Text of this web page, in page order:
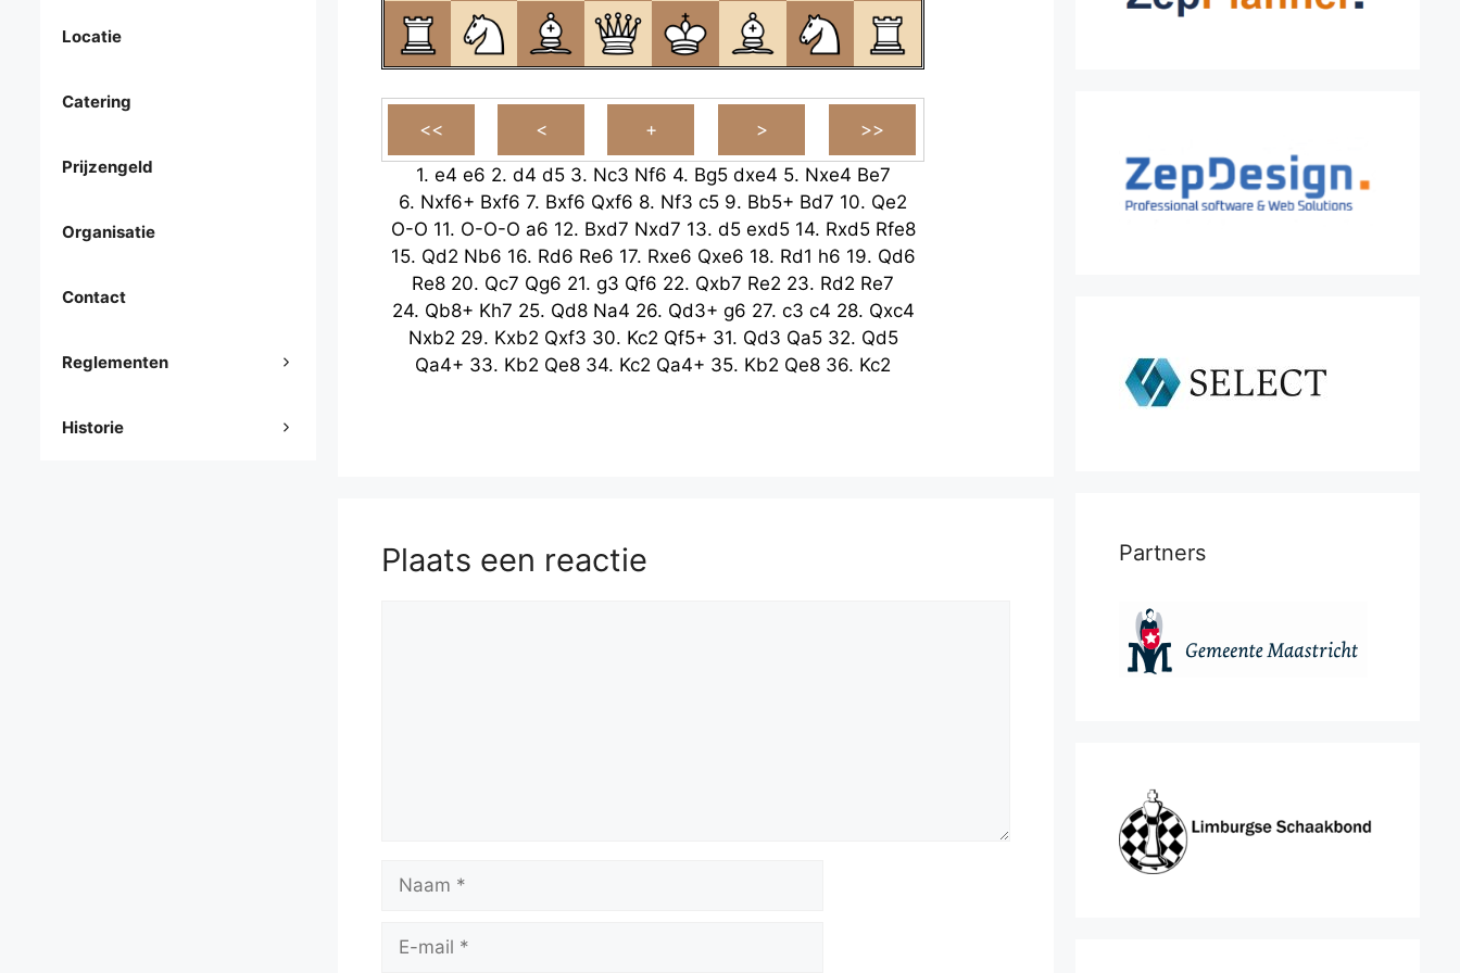
1. e4 e6 2. d4 d5 3. Nc3 Nf6 4. Bg5 dxe4 5. Nxe4 Be7
6. Nxf6+ Bxf6 7. Bxf6 Qxf6 8. Nf3 c5 9. Bb5+ Bd7 10. Qe2
O-O 11. O-O-O a6 12. Bxd7 Nxd7 13. d5 exd5 14. Rxd5 Rfe8
15. Qd2 Nb6 16. Rd6 Re6 17. Rxe6 Qxe6 18. Rd1 h6 19. Qd6
Re8 20. Qc7 Qg6 21. g3 Qf6 22. Qxb7 Re2 23. Rd2 Re7
24. Qb8+ Kh7 25. Qd8 Na4 26. Qd3+ g6 27. c3 c4 28. Qxc4
Nxb2 29. Kxb2 Qxf3 30. Kc2 Qf5+ 31. Qd3 Qa5 32. Qd5
Qa4+ 33. Kb2 Qe8 34. Kc2 Qa4+ 35. Kb2 Qe8 36. Kc2
Plaats een reactie
mail
Locatie
Catering
Prijzengeld
Organisatie
Contact
Reglementen
Historie
Partners